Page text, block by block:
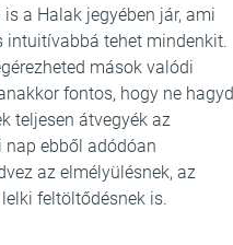
a Halak jegyében jár, ami
intuitívabbá tehet mindenkit.
mások valódi
fontos, hogy ne
teljesen átvegyék az
ebből adódóan
az elmélyülésnek, az
feltöltődésnek is.